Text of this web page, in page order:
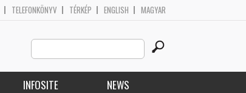
TELEFONKÖNYV TÉRKÉP ENGLISH MAGYAR
Search
this
site
INFOSITE NEWS